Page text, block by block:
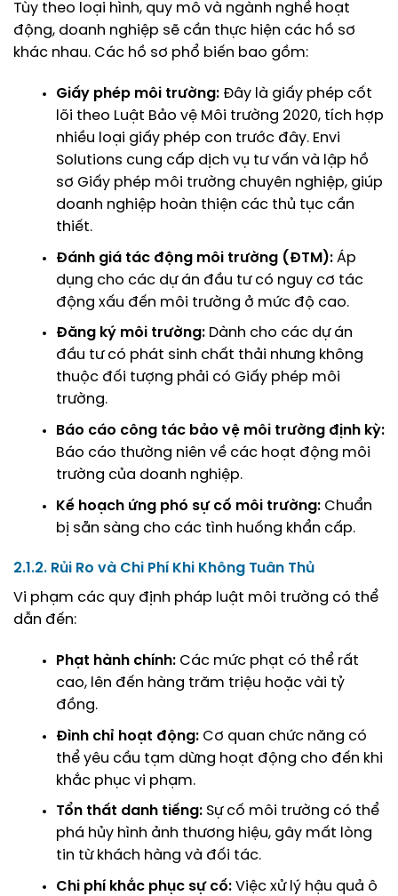
Tùy theo loại hình, quy mô và ngành nghề hoạt
động, doanh nghiệp sẽ cần thực hiện các hồ sơ
khác nhau. Các hồ sơ phổ biến bao gồm:
Giấy phép môi trường: Đây là giấy phép cốt
lõi theo Luật Bảo vệ Môi trường 2020, tích hợp
nhiều loại giấy phép con trước đây. Envi
Solutions cung cấp dịch vụ tư vấn và lập hồ
sơ Giấy phép môi trường chuyên nghiệp, giúp
doanh nghiệp hoàn thiện các thủ tục cần
thiết.
Đánh giá tác động môi trường (ĐTM): Áp
dụng cho các dự án đầu tư có nguy cơ tác
động xấu đến môi trường ở mức độ cao.
Đăng ký môi trường: Dành cho các dự án
đầu tư có phát sinh chất thải nhưng không
thuộc đối tượng phải có Giấy phép môi
trường.
Báo cáo công tác bảo vệ môi trường định kỳ:
Báo cáo thường niên về các hoạt động môi
trường của doanh nghiệp.
Kế hoạch ứng phó sự cố môi trường: Chuẩn
bị sẵn sàng cho các tình huống khẩn cấp.
2.1.2. Rủi Ro và Chi Phí Khi Không Tuân Thủ
Vi phạm các quy định pháp luật môi trường có thể
dẫn đến:
Phạt hành chính: Các mức phạt có thể rất
cao, lên đến hàng trăm triệu hoặc vài tỷ
đồng.
Đình chỉ hoạt động: Cơ quan chức năng có
thể yêu cầu tạm dừng hoạt động cho đến khi
khắc phục vi phạm.
Tổn thất danh tiếng: Sự cố môi trường có thể
phá hủy hình ảnh thương hiệu, gây mất lòng
tin từ khách hàng và đối tác.
Chi phí khắc phục sự cố: Việc xử lý hậu quả ô